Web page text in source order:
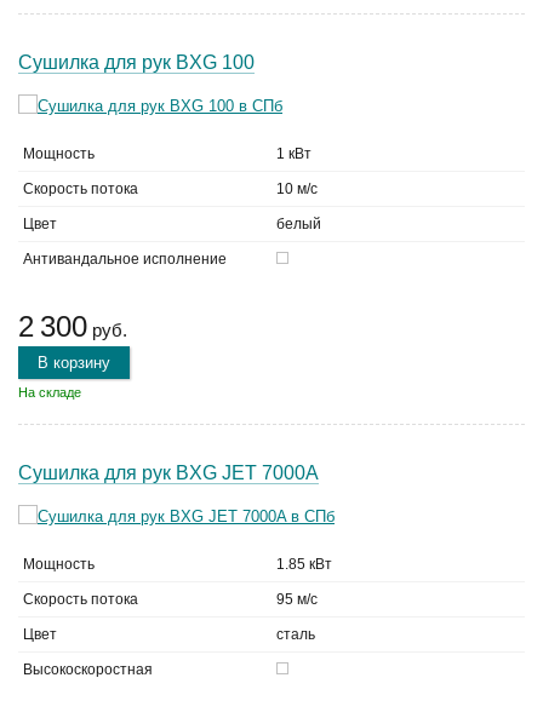
Сушилка для рук BXG 100
Мощность 1 кВт
Скорость потока 10 м/с
Цвет белый
Антивандальное исполнение
2 300 руб.
В корзину
На складе
Сушилка для рук BXG JET 7000A
Мощность 1.85 кВт
Скорость потока 95 м/с
Цвет сталь
Высокоскоростная